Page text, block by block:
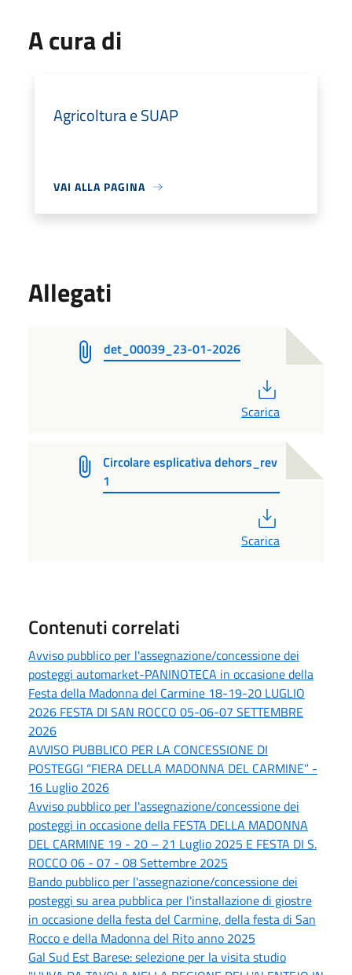
A cura di
Agricoltura e SUAP
VAI ALLA PAGINA
Allegati
det_00039_23-01-2026
Scarica
Circolare esplicativa dehors_rev
1
Scarica
Contenuti correlati
Avviso pubblico per l'assegnazione/concessione dei
posteggi automarket-PANINOTECA in occasione della
Festa della Madonna del Carmine 18-19-20 LUGLIO
2026 FESTA DI SAN ROCCO 05-06-07 SETTEMBRE
2026
AVVISO PUBBLICO PER LA CONCESSIONE DI
POSTEGGI “FIERA DELLA MADONNA DEL CARMINE” -
16 Luglio 2026
Avviso pubblico per l'assegnazione/concessione dei
posteggi in occasione deIla FESTA DELLA MADONNA
DEL CARMINE 19 - 20 – 21 Luglio 2025 E FESTA DI S.
ROCCO 06 - 07 - 08 Settembre 2025
Bando pubblico per l'assegnazione/concessione dei
posteggi su area pubblica per l'installazione di giostre
in occasione della festa del Carmine, della festa di San
Rocco e della Madonna del Rito anno 2025
Gal Sud Est Barese: selezione per la visita studio